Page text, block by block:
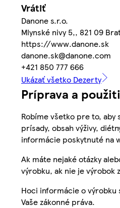
Vrátiť
Danone s.r.o.
Mlynské nivy 5,, 821 09
https://www.danone.sk
danone.sk@danone.com
+421 850 777 666
Ukázať všetko Dezerty
Príprava a
Robíme všetko pre to,
prísady, obsah výživy,
informácie poskytnuté na
Ak máte nejaké otázky
výrobku, ak nie je výrobok
Hoci informácie o výrobku
Vaše zákonné práva.